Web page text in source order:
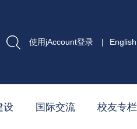
使用jAccount登录 | English
设 国际交流 校友专栏